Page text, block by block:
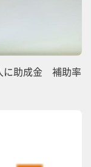
に助成金 補助率